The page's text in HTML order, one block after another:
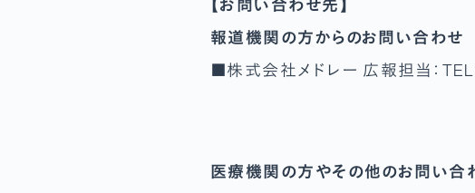
【お問い合わせ先】
報道機関の方からのお問い合わせ
■株式会社メドレー 広報担当：
医療機関の方やその他のお問い合